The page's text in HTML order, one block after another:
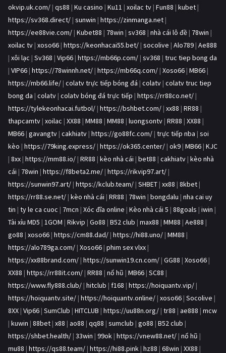
okvip.uk.com/ | qs88 | Ku casino | Ku11 | xoilac tv | Fun88 | kubet |
https://sv368.direct/ | sunwin | https://zinmanga.net |
https://ee88vie.com/ | Kubet88 | 78win | sv368 | nhà cái lô đề | 78win |
xoilac tv | xoso66 | https://keonhacai55.bet/ | socolive | Alo789 | Ae888
| xôi lạc | Sv368 | Vip66 | https://mb66p.com/ | sv368 | truc tiep bong da
| VIP66 | https://78winnh.net/ | https://mb66q.com/ | Xoso66 | MB66 |
https://mb66.life/ | colatv trực tiếp bóng đá | colatv | colatv truc tiep
bong da | colatv | colatv bóng đá trực tiếp | https://rr88co.net/ |
https://tylekeonhacai.futbol/ | https://bshbet.com/ | xx88 | RR88 |
thapcamtv | xoilac | XX88 | MM88 | MM88 | luongsontv | RR88 | XX88 |
MB66 | gavangtv | cakhiatv | https://go88fc.com/ | trực tiếp nba | soi
kèo | https://79king.express/ | https://ok365.center/ | ok9 | MB66 | KJC
| 8xx | https://mm88.io/ | RR88 | kèo nhà cái | bet88 | cakhiatv | kèo nhà
cái | 78win | https://f8beta2.me/ | https://rikvip97.art/ |
https://sunwin97.art/ | https://kclub.team/ | SHBET | xx88 | 8kbet |
https://rr88.se.net/ | kèo nhà cái | RR88 | 78win | bongdalu | nha cai uy
tin | ty le ca cuoc | 7mcn | Xóc đĩa online | Kèo nhà cái 5 | 88goals | iwin |
Tài xỉu MD5 | 1GOM | Rikvip | Go88 | B52 club | max88 | MM88 | Ae888 |
go88 | xoso66 | https://cm88.dad/ | https://hi88.uno/ | MM88 |
https://alo789ga.com/ | Xoso66 | phim sex vlxx |
https://xx88brand.com/ | https://sunwin19.cn.com/ | GG88 | Xoso66 |
XX88 | https://rr88it.com/ | RR88 | nổ hũ | MB66 | SC88 |
https://www.fly888.club/ | hitclub | f168 | https://hoiquantv.vip/ |
https://hoiquantv.site/ | https://hoiquantv.online/ | xoso66 | Socolive |
8XX | Vip66 | SumClub | HITCLUB | https://uu88n.org/ | tr88 | ae888 | mcw
| kuwin | 88bet | x88 | ao88 | qq88 | sumclub | go88 | B52 club |
https://shbet.health/ | 33win | 99ok | https://vnew88.net/ | nổ hũ |
mu88 | https://qs88.team/ | https://hi88.pink | hz88 | 68win | XX88 |